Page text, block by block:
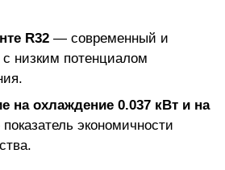
R32 — современный и
низким потенциалом
на охлаждение 0.037 кВт и на
экономичности